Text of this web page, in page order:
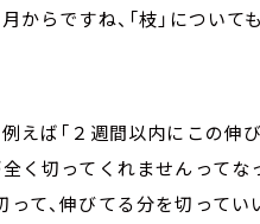
からですね、「枝」につい
えば「２週間以内にこの伸
く切ってくれませんってな
って、伸びてる分を切って